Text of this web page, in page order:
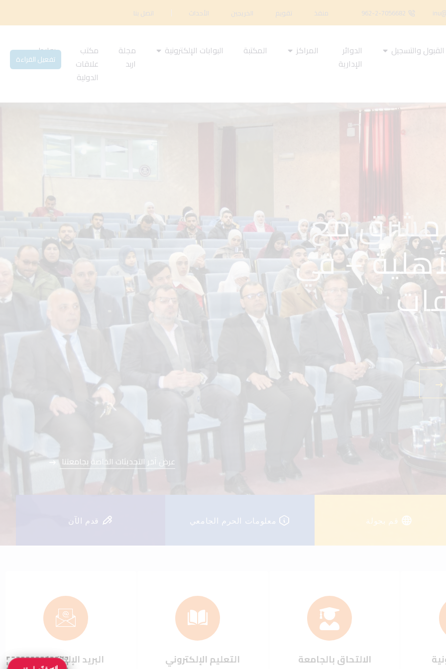
962-2-7056682 منفذ تقويم الخريجين الأحداث اتصل بنا
القبول والتسجيل
الدوائر
الإدارية
المراكز المكتبة البوابات الإلكترونية
مجلة
اربد
مكتب
علاقات
الدولية
روابط
مهمة
الأهلية –
بيئة تحفز
عرض آخر التحديثات الخاصة بجامعتنا
مشرق مع
– في
قم بجولة معلومات الحرم الجامعي قدم الآن
عرض آخر التحديثات الخاصة بجامعتنا
الالتحاق بالجامعة التعليم الإلكتروني البريد الإلكتروني
تفعيل القراءة